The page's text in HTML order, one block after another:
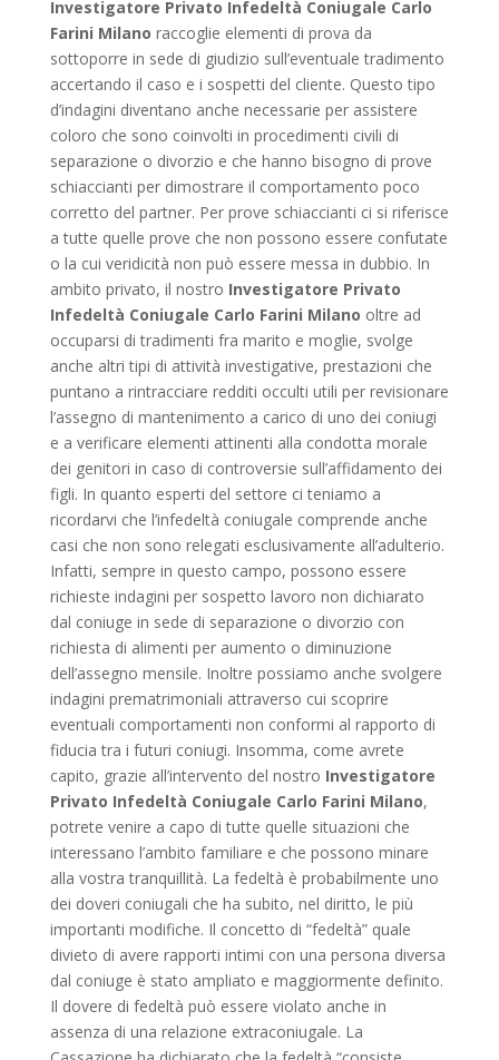
Investigatore Privato Infedeltà Coniugale Carlo
Farini Milano raccoglie elementi di prova da
sottoporre in sede di giudizio sull’eventuale tradimento
accertando il caso e i sospetti del cliente. Questo tipo
d’indagini diventano anche necessarie per assistere
coloro che sono coinvolti in procedimenti civili di
separazione o divorzio e che hanno bisogno di prove
schiaccianti per dimostrare il comportamento poco
corretto del partner. Per prove schiaccianti ci si riferisce
a tutte quelle prove che non possono essere confutate
o la cui veridicità non può essere messa in dubbio. In
ambito privato, il nostro Investigatore Privato
Infedeltà Coniugale Carlo Farini Milano oltre ad
occuparsi di tradimenti fra marito e moglie, svolge
anche altri tipi di attività investigative, prestazioni che
puntano a rintracciare redditi occulti utili per revisionare
l’assegno di mantenimento a carico di uno dei coniugi
e a verificare elementi attinenti alla condotta morale
dei genitori in caso di controversie sull’affidamento dei
figli. In quanto esperti del settore ci teniamo a
ricordarvi che l’infedeltà coniugale comprende anche
casi che non sono relegati esclusivamente all’adulterio.
Infatti, sempre in questo campo, possono essere
richieste indagini per sospetto lavoro non dichiarato
dal coniuge in sede di separazione o divorzio con
richiesta di alimenti per aumento o diminuzione
dell’assegno mensile. Inoltre possiamo anche svolgere
indagini prematrimoniali attraverso cui scoprire
eventuali comportamenti non conformi al rapporto di
fiducia tra i futuri coniugi. Insomma, come avrete
capito, grazie all’intervento del nostro Investigatore
Privato Infedeltà Coniugale Carlo Farini Milano,
potrete venire a capo di tutte quelle situazioni che
interessano l’ambito familiare e che possono minare
alla vostra tranquillità. La fedeltà è probabilmente uno
dei doveri coniugali che ha subito, nel diritto, le più
importanti modifiche. Il concetto di “fedeltà” quale
divieto di avere rapporti intimi con una persona diversa
dal coniuge è stato ampliato e maggiormente definito.
Il dovere di fedeltà può essere violato anche in
assenza di una relazione extraconiugale. La